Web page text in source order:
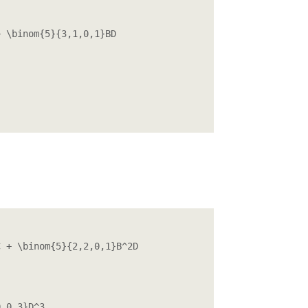
\binom{5}{3,1,0,1}BD
+ \binom{5}{2,2,0,1}B^2D